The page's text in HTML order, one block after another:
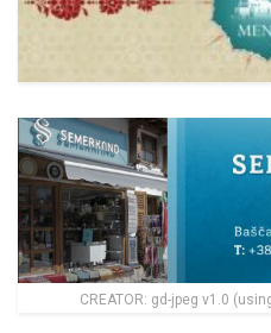
CREATOR: gd-jpeg v1.0